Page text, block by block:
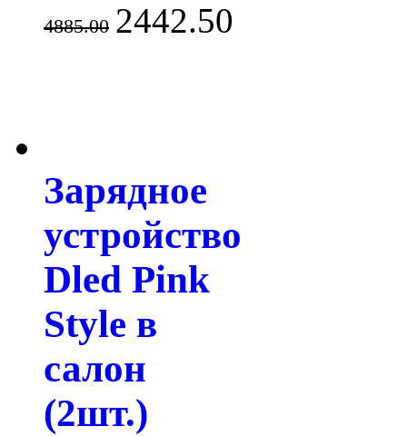
4885.00 2442.50
Зарядное
устройство
Dled Pink
Style в
салон
(2шт.)